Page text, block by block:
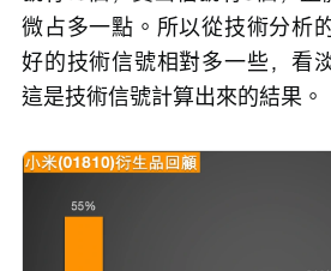
微占多一點。所以從技術分析
好的技術信號相對多一些，看
這是技術信號計算出來的結果。